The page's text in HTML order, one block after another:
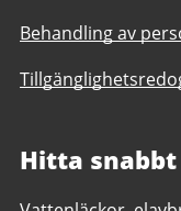
Behandling av
Hitta snabbt